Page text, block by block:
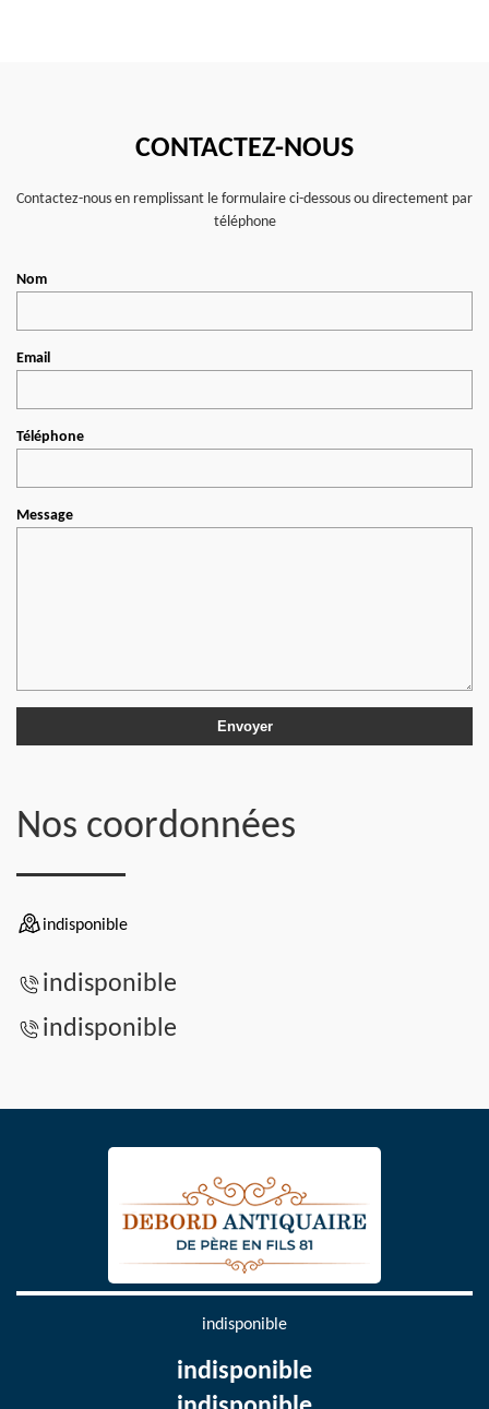
CONTACTEZ-NOUS
Contactez-nous en remplissant le formulaire ci-dessous ou directement par
téléphone
Nom
Email
Téléphone
Message
Nos coordonnées
indisponible
indisponible
indisponible
indisponible
indisponible